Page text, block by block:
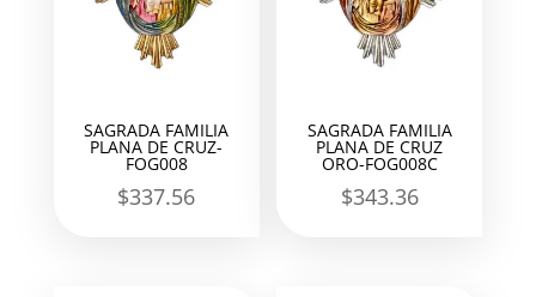
SAGRADA FAMILIA
PLANA DE CRUZ-
FOG008
$337.56
SAGRADA FAMILIA
PLANA DE CRUZ
ORO-FOG008C
$343.36